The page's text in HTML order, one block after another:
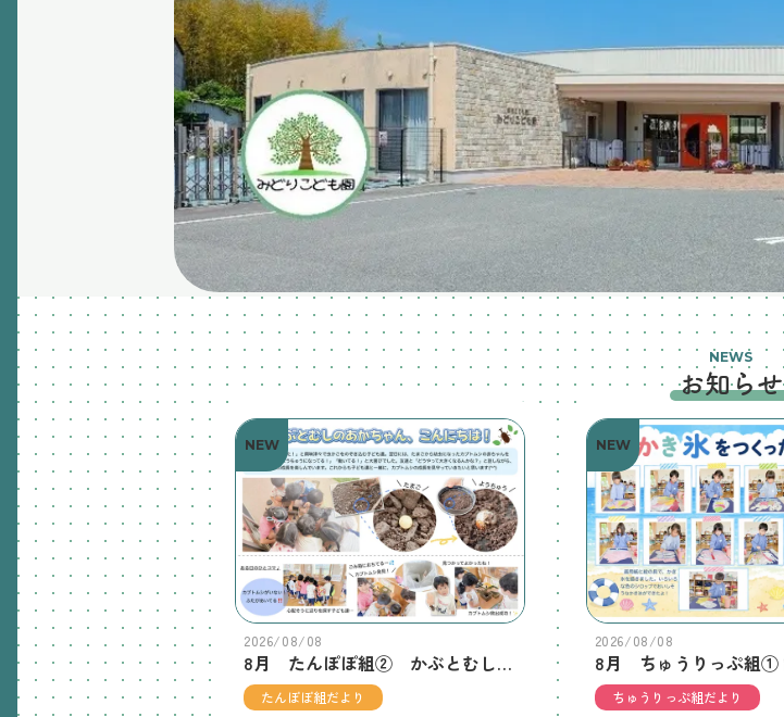
NEWS
お知らせ
NEW
2026/08/08
8月 たんぽぽ組② かぶとむしのあかちゃん、こんにちは！
たんぽぽ組だより
NEW
2026/08/08
ちゅうりっぷ組だより